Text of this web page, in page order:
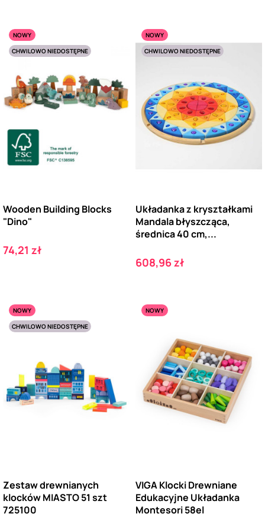
NOWY
CHWILOWO NIEDOSTĘPNE
Wooden Building Blocks
"Dino"
Cena
74,21 zł
NOWY
CHWILOWO NIEDOSTĘPNE
Układanka z kryształkami
Mandala błyszcząca,
średnica 40 cm,...
Cena
608,96 zł
NOWY
CHWILOWO NIEDOSTĘPNE
Zestaw drewnianych
klocków MIASTO 51 szt
725100
NOWY
VIGA Klocki Drewniane
Edukacyjne Układanka
Montesori 58el